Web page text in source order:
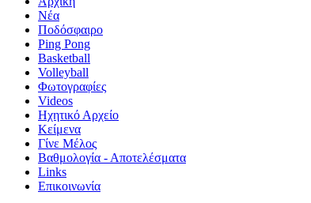
Νέα
Ποδόσφαιρο
Ping Pong
Basketball
Volleyball
Φωτογραφίες
Videos
Ηχητικό Αρχείο
Κείμενα
Γίνε Μέλος
Βαθμολογία - Αποτελέσματα
Links
Επικοινωνία